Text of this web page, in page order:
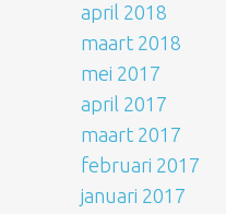
april 2018
maart 2018
mei 2017
april 2017
maart 2017
februari 2017
januari 2017